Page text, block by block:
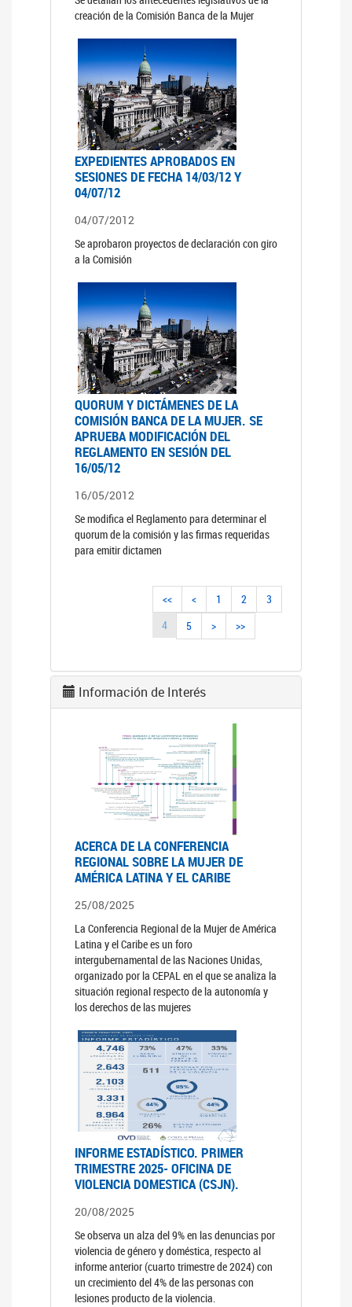
creación de la Comisión Banca de la Mujer
EXPEDIENTES APROBADOS EN
SESIONES DE FECHA 14/03/12 Y
04/07/12
04/07/2012
Se aprobaron proyectos de declaración con giro
a la Comisión
QUORUM Y DICTÁMENES DE LA
COMISIÓN BANCA DE LA MUJER. SE
APRUEBA MODIFICACIÓN DEL
REGLAMENTO EN SESIÓN DEL
16/05/12
16/05/2012
Se modifica el Reglamento para determinar el
quorum de la comisión y las firmas requeridas
para emitir dictamen
<< < 1 2
3
4
5 > >>
Información de Interés
ACERCA DE LA CONFERENCIA
REGIONAL SOBRE LA MUJER DE
AMÉRICA LATINA Y EL CARIBE
25/08/2025
La Conferencia Regional de la Mujer de América
Latina y el Caribe es un foro
intergubernamental de las Naciones Unidas,
organizado por la CEPAL en el que se analiza la
situación regional respecto de la autonomía y
los derechos de las mujeres
INFORME ESTADÍSTICO. PRIMER
TRIMESTRE 2025- OFICINA DE
VIOLENCIA DOMESTICA (CSJN).
20/08/2025
Se observa un alza del 9% en las denuncias por
violencia de género y doméstica, respecto al
informe anterior (cuarto trimestre de 2024) con
un crecimiento del 4% de las personas con
lesiones producto de la violencia.